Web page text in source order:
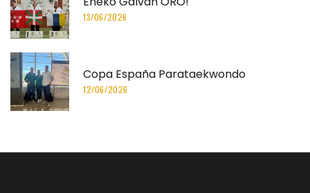
13/06/2026
Copa España Parataekwondo
12/06/2026